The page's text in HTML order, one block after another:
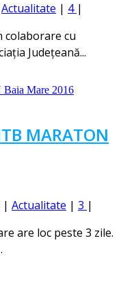
Actualitate | 4 |
colaborare cu
Județeană...
MARATON
| Actualitate | 3 |
are loc peste 3 zile.